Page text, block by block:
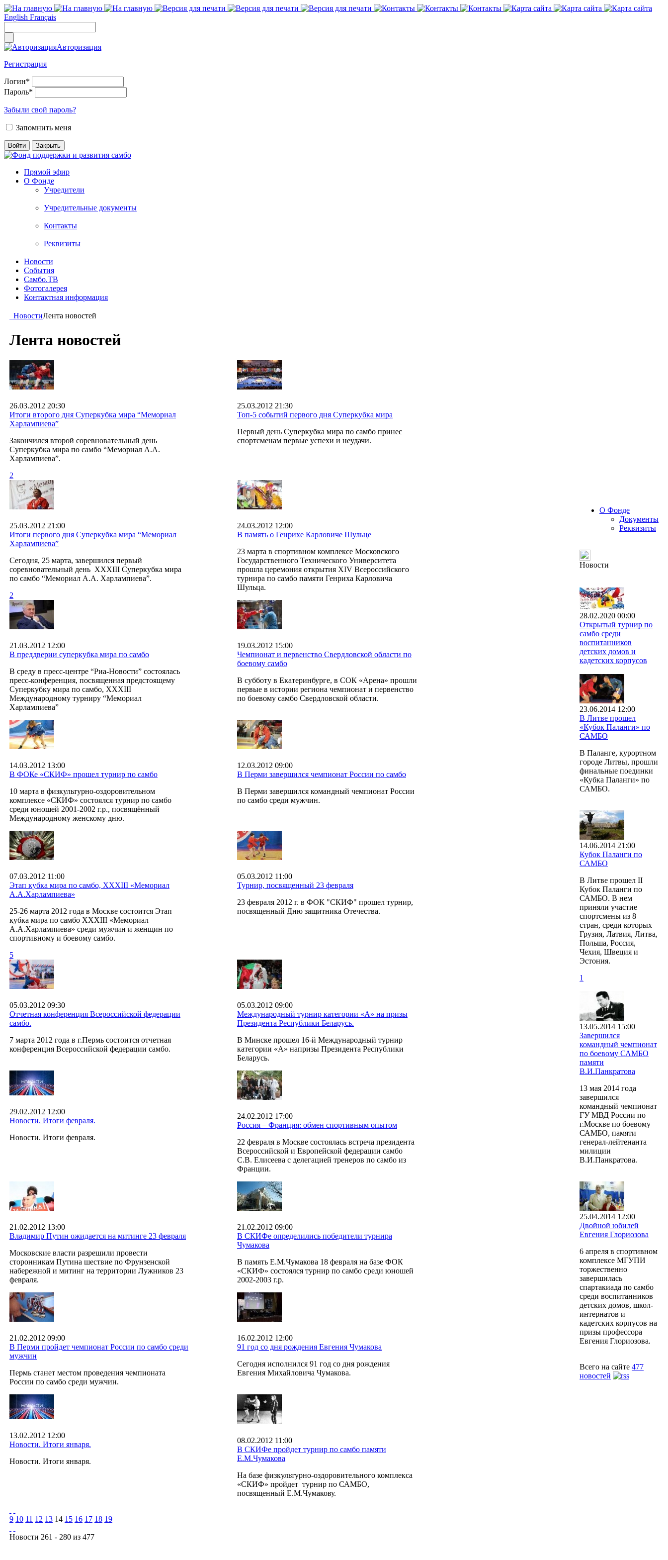
English Français
Авторизация
Регистрация
Логин*
Пароль*
Забыли свой пароль?
Запомнить меня
Прямой эфир
О Фонде
Учредители
Учредительные документы
Контакты
Реквизиты
Новости
События
Самбо.ТВ
Фотогалерея
Контактная информация
НовостиЛента новостей
Лента новостей
26.03.2012 20:30
Итоги второго дня Суперкубка мира “Мемориал
Харлампиева”
Закончился второй соревновательный день
Суперкубка мира по самбо “Мемориал А.А.
Харлампиева”.
2
25.03.2012 21:30
Топ-5 событий первого дня Суперкубка мира
Первый день Суперкубка мира по самбо принес
спортсменам первые успехи и неудачи.
25.03.2012 21:00
Итоги первого дня Суперкубка мира “Мемориал
Харлампиева”
Сегодня, 25 марта, завершился первый
соревновательный день XXXIII Суперкубка мира
по самбо “Мемориал А.А. Харлампиева”.
2
24.03.2012 12:00
В память о Генрихе Карловиче Шульце
23 марта в спортивном комплексе Московского
Государственного Технического Университета
прошла церемония открытия XIV Всероссийского
турнира по самбо памяти Генриха Карловича
Шульца.
21.03.2012 12:00
В преддверии суперкубка мира по самбо
В среду в пресс-центре “Риа-Новости” состоялась
пресс-конференция, посвященная предстоящему
Суперкубку мира по самбо, XXXIII
Международному турниру “Мемориал
Харлампиева”
19.03.2012 15:00
Чемпионат и первенство Свердловской области по
боевому самбо
В субботу в Екатеринбурге, в СОК «Арена» прошли
первые в истории региона чемпионат и первенство
по боевому самбо Свердловской области.
14.03.2012 13:00
В ФОКе «СКИФ» прошел турнир по самбо
10 марта в физкультурно-оздоровительном
комплексе «СКИФ» состоялся турнир по самбо
среди юношей 2001-2002 г.р., посвящённый
Международному женскому дню.
12.03.2012 09:00
В Перми завершился чемпионат России по самбо
В Перми завершился командный чемпионат России
по самбо среди мужчин.
07.03.2012 11:00
Этап кубка мира по самбо, ХХХIII «Мемориал
А.А.Харлампиева»
25-26 марта 2012 года в Москве состоится Этап
кубка мира по самбо ХХХIII «Мемориал
А.А.Харлампиева» среди мужчин и женщин по
спортивному и боевому самбо.
5
05.03.2012 11:00
Турнир, посвященный 23 февраля
23 февраля 2012 г. в ФОК "СКИФ" прошел турнир,
посвященный Дню защитника Отечества.
05.03.2012 09:30
Отчетная конференция Всероссийской федерации
самбо.
7 марта 2012 года в г.Пермь состоится отчетная
конференция Всероссийской федерации самбо.
05.03.2012 09:00
Международный турнир категории «А» на призы
Президента Республики Беларусь.
В Минске прошел 16-й Международный турнир
категории «А» напризы Президента Республики
Беларусь.
29.02.2012 12:00
Новости. Итоги февраля.
Новости. Итоги февраля.
24.02.2012 17:00
Россия – Франция: обмен спортивным опытом
22 февраля в Москве состоялась встреча президента
Всероссийской и Европейской федерации самбо
С.В. Елисеева с делегацией тренеров по самбо из
Франции.
21.02.2012 13:00
Владимир Путин ожидается на митинге 23 февраля
Московские власти разрешили провести
сторонникам Путина шествие по Фрунзенской
набережной и митинг на территории Лужников 23
февраля.
21.02.2012 09:00
В СКИФе определились победители турнира
Чумакова
В память Е.М.Чумакова 18 февраля на базе ФОК
«СКИФ» состоялся турнир по самбо среди юношей
2002-2003 г.р.
21.02.2012 09:00
В Перми пройдет чемпионат России по самбо среди
мужчин
Пермь станет местом проведения чемпионата
России по самбо среди мужчин.
16.02.2012 12:00
91 год со дня рождения Евгения Чумакова
Сегодня исполнился 91 год со дня рождения
Евгения Михайловича Чумакова.
13.02.2012 12:00
Новости. Итоги января.
Новости. Итоги января.
08.02.2012 11:00
В СКИФе пройдет турнир по самбо памяти
Е.М.Чумакова
На базе физкультурно-оздоровительного комплекса
«СКИФ» пройдет турнир по САМБО,
посвященный Е.М.Чумакову.
9 10 11 12 13 14 15 16 17 18 19
Новости 261 - 280 из 477
О Фонде
Документы
Реквизиты
Новости
28.02.2020 00:00
Открытый турнир по
самбо среди
воспитанников
детских домов и
кадетских корпусов
23.06.2014 12:00
В Литве прошел
«Кубок Паланги» по
САМБО
В Паланге, курортном
городе Литвы, прошли
финальные поединки
«Кубка Паланги» по
САМБО.
14.06.2014 21:00
Кубок Паланги по
САМБО
В Литве прошел II
Кубок Паланги по
САМБО. В нем
приняли участие
спортсмены из 8
стран, среди которых
Грузия, Латвия, Литва,
Польша, Россия,
Чехия, Швеция и
Эстония.
1
13.05.2014 15:00
Завершился
командный чемпионат
по боевому САМБО
памяти
В.И.Панкратова
13 мая 2014 года
завершился
командный чемпионат
ГУ МВД России по
г.Москве по боевому
САМБО, памяти
генерал-лейтенанта
милиции
В.И.Панкратова.
25.04.2014 12:00
Двойной юбилей
Евгения Глориозова
6 апреля в спортивном
комплексе МГУПИ
торжественно
завершилась
спартакиада по самбо
среди воспитанников
детских домов, школ-
интернатов и
кадетских корпусов на
призы профессора
Евгения Глориозова.
Всего на сайте 477
новостей